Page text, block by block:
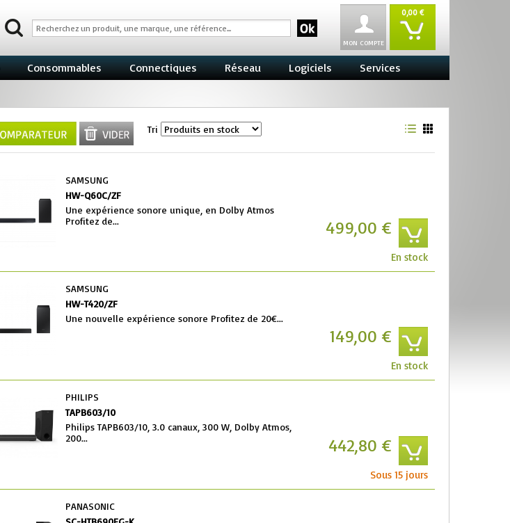
0,00 €
MON COMPTE
Consommables Connectiques Réseau Logiciels Services
Tri
En stock
SAMSUNG
HW-Q60C/ZF
Une expérience sonore unique, en Dolby Atmos
Profitez de...
499,00 €
En stock
SAMSUNG
HW-T420/ZF
Une nouvelle expérience sonore Profitez de 20€...
149,00 €
Sous 15 jours
PHILIPS
TAPB603/10
Philips TAPB603/10, 3.0 canaux, 300 W, Dolby Atmos,
200...
442,80 €
PANASONIC